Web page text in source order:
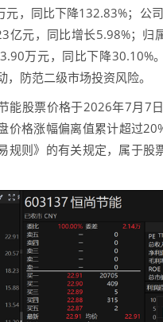
元，同比下降132.83%；公
亿元，同比增长5.98%；归
万元，同比下降30.10%
，防范二级市场投资风险。
股票价格于2026年7月7
价格涨幅偏离值累计超过
规则》的有关规定，属于股